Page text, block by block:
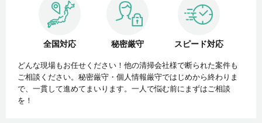
全国対応 秘密厳守 スピード対応
どんな現場もお任せください！他の清掃会社様で断られた案件も
ご相談ください。秘密厳守・個人情報厳守ではじめから終わりま
で、一貫して進めてまいります。一人で悩む前にまずはご相談
を！